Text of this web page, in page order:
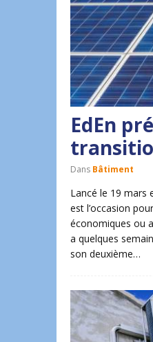
EdEn
Dans Bâtiment
Lancé le 19 mars
est l’occasion
économiques ou
a quelques
son deuxième…